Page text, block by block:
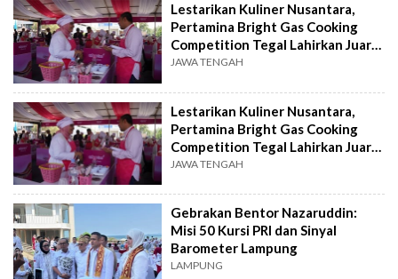
Lestarikan Kuliner Nusantara,
Pertamina Bright Gas Cooking
Competition Tegal Lahirkan Juara
Baru
JAWA TENGAH
Lestarikan Kuliner Nusantara,
Pertamina Bright Gas Cooking
Competition Tegal Lahirkan Juara
Baru
JAWA TENGAH
Gebrakan Bentor Nazaruddin:
Misi 50 Kursi PRI dan Sinyal
Barometer Lampung
LAMPUNG